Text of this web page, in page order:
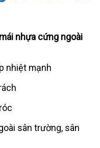
mái nhựa cứng ngoài
nhiệt mạnh
sân trường, sân